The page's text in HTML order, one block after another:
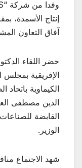
إنتاج الأسمدة،
آفاق التعاون
حضر اللقاء
الإفريقية
الكيماوية
الدين مصطفى
القابضة
الوزير.
شهد الاجتماع